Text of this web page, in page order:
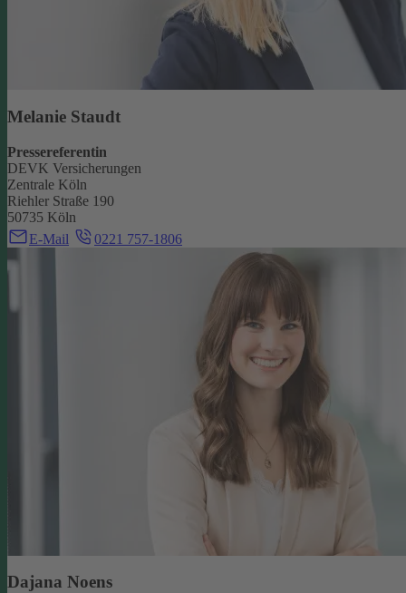
Melanie Staudt
Pressereferentin
DEVK Versicherungen
Zentrale Köln
Riehler Straße 190
50735 Köln
E-Mail
0221 757-1806
Dajana Noens